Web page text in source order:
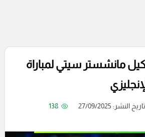
مانشستر سيتي لمباراة
تاريخ النشر: 27/09/2025
138